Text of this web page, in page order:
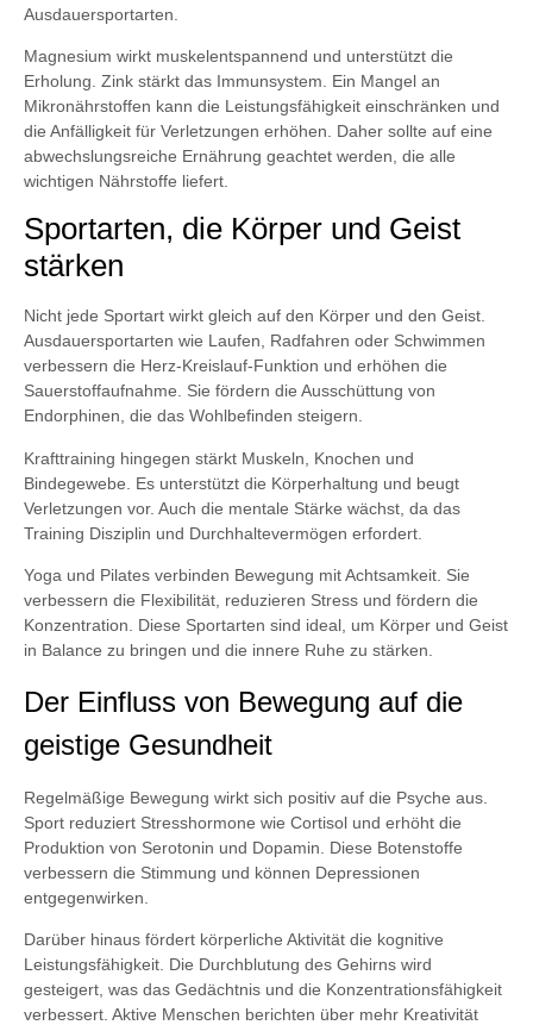
Ausdauersportarten.
Magnesium wirkt muskelentspannend und unterstützt die
Erholung. Zink stärkt das Immunsystem. Ein Mangel an
Mikronährstoffen kann die Leistungsfähigkeit einschränken und
die Anfälligkeit für Verletzungen erhöhen. Daher sollte auf eine
abwechslungsreiche Ernährung geachtet werden, die alle
wichtigen Nährstoffe liefert.
Sportarten, die Körper und Geist
stärken
Nicht jede Sportart wirkt gleich auf den Körper und den Geist.
Ausdauersportarten wie Laufen, Radfahren oder Schwimmen
verbessern die Herz-Kreislauf-Funktion und erhöhen die
Sauerstoffaufnahme. Sie fördern die Ausschüttung von
Endorphinen, die das Wohlbefinden steigern.
Krafttraining hingegen stärkt Muskeln, Knochen und
Bindegewebe. Es unterstützt die Körperhaltung und beugt
Verletzungen vor. Auch die mentale Stärke wächst, da das
Training Disziplin und Durchhaltevermögen erfordert.
Yoga und Pilates verbinden Bewegung mit Achtsamkeit. Sie
verbessern die Flexibilität, reduzieren Stress und fördern die
Konzentration. Diese Sportarten sind ideal, um Körper und Geist
in Balance zu bringen und die innere Ruhe zu stärken.
Der Einfluss von Bewegung auf die
geistige Gesundheit
Regelmäßige Bewegung wirkt sich positiv auf die Psyche aus.
Sport reduziert Stresshormone wie Cortisol und erhöht die
Produktion von Serotonin und Dopamin. Diese Botenstoffe
verbessern die Stimmung und können Depressionen
entgegenwirken.
Darüber hinaus fördert körperliche Aktivität die kognitive
Leistungsfähigkeit. Die Durchblutung des Gehirns wird
gesteigert, was das Gedächtnis und die Konzentrationsfähigkeit
verbessert. Aktive Menschen berichten über mehr Kreativität